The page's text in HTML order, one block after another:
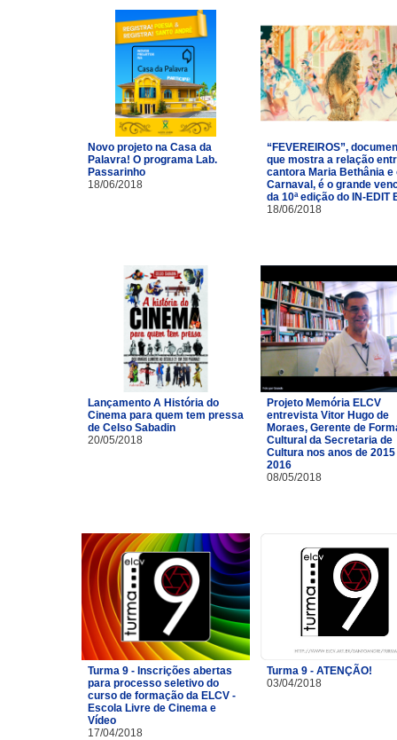
Novo projeto na Casa da
Palavra! O programa Lab.
Passarinho
18/06/2018
“FEVEREIROS”,
que mostra a relação
cantora Maria Bethânia e
Carnaval, é o grande
da 10ª edição do IN-EDIT
18/06/2018
Lançamento A História do
Cinema para quem tem pressa
de Celso Sabadin
20/05/2018
Projeto Memória ELCV
entrevista Vitor Hugo de
Moraes, Gerente de
Cultural da Secretaria de
Cultura nos anos de 2015
2016
08/05/2018
Turma 9 - Inscrições abertas
para processo seletivo do
curso de formação da ELCV -
Escola Livre de Cinema e
Vídeo
17/04/2018
Turma 9 - ATENÇÃO!
03/04/2018